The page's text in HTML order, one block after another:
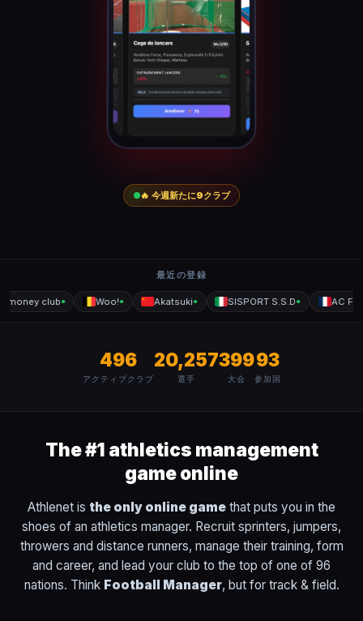
🔥 今週新たに9クラブ
最近の登録
club● Woo!● Akatsuki● SISPORT S.S.D● AC
496
アクティブクラブ
20,257
選手
399
大会
93
参加国
The #1 athletics management
game online
Athlenet is the only online game that puts you in the
shoes of an athletics manager. Recruit sprinters, jumpers,
throwers and distance runners, manage their training, form
and career, and lead your club to the top of one of 96
nations. Think Football Manager, but for track & field.